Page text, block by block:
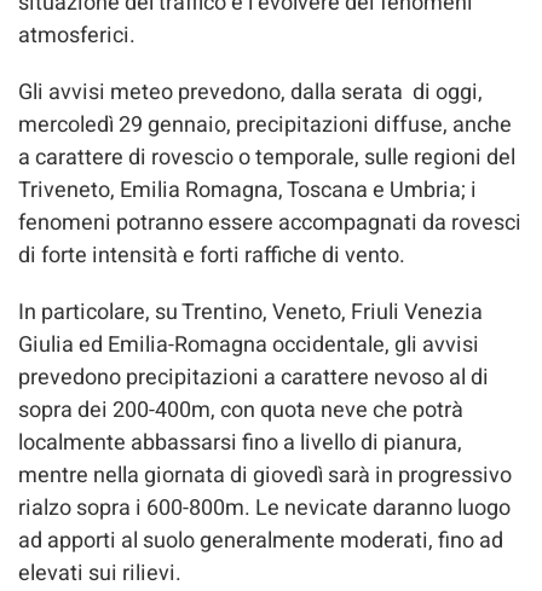
atmosferici.
Gli avvisi meteo prevedono, dalla serata di oggi,
mercoledì 29 gennaio, precipitazioni diffuse, anche
a carattere di rovescio o temporale, sulle regioni del
Triveneto, Emilia Romagna, Toscana e Umbria; i
fenomeni potranno essere accompagnati da rovesci
di forte intensità e forti raffiche di vento.
In particolare, su Trentino, Veneto, Friuli Venezia
Giulia ed Emilia-Romagna occidentale, gli avvisi
prevedono precipitazioni a carattere nevoso al di
sopra dei 200-400m, con quota neve che potrà
localmente abbassarsi fino a livello di pianura,
mentre nella giornata di giovedì sarà in progressivo
rialzo sopra i 600-800m. Le nevicate daranno luogo
ad apporti al suolo generalmente moderati, fino ad
elevati sui rilievi.